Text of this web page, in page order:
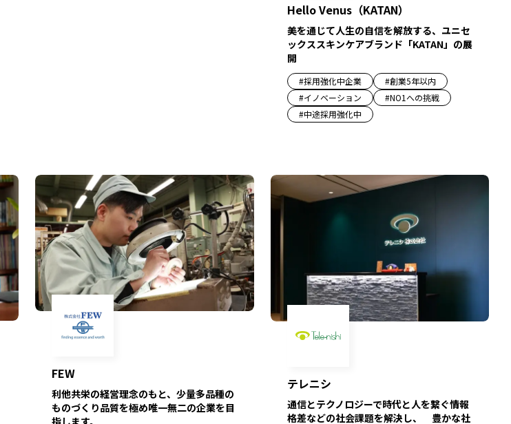
Hello Venus（KATAN）
美を通じて人生の自信を解放する、ユニセ
ックススキンケアブランド「KATAN」の展
開
#採用強化中企業 #創業5年以内
#イノベーション #NO1への挑戦
#中途採用強化中
FEW
利他共栄の経営理念のもと、少量多品種の
ものづくり品質を極め唯一無二の企業を目
テレニシ
通信とテクノロジーで時代と人を繋ぐ情報
格差などの社会課題を解決し、 豊かな社